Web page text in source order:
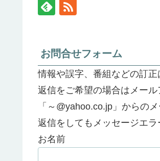
お問合せフォーム
情報や誤字、番組などの訂正
返信をご希望の場合はメー
「～@yahoo.co.jp」からの
返信をしてもメッセージエラ
お名前